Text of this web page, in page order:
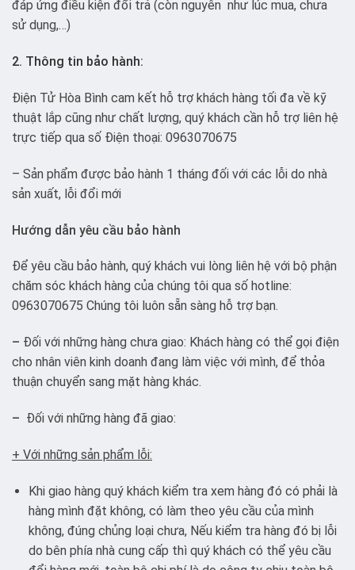
đáp ứng điều kiện đổi trả (còn nguyên như lúc mua, chưa
sử dụng,…)
2. Thông tin bảo hành:
Điện Tử Hòa Bình cam kết hỗ trợ khách hàng tối đa về kỹ
thuật lắp cũng như chất lượng, quý khách cần hỗ trợ liên hệ
trực tiếp qua số Điện thoại: 0963070675
– Sản phẩm được bảo hành 1 tháng đối với các lỗi do nhà
sản xuất, lỗi đổi mới
Hướng dẫn yêu cầu bảo hành
Để yêu cầu bảo hành, quý khách vui lòng liên hệ với bộ phận
chăm sóc khách hàng của chúng tôi qua số hotline:
0963070675 Chúng tôi luôn sẵn sàng hỗ trợ bạn.
– Đối với những hàng chưa giao: Khách hàng có thể gọi điện
cho nhân viên kinh doanh đang làm việc với mình, để thỏa
thuận chuyển sang mặt hàng khác.
– Đối với những hàng đã giao:
+ Với những sản phẩm lỗi:
Khi giao hàng quý khách kiểm tra xem hàng đó có phải là
hàng mình đặt không, có làm theo yêu cầu của mình
không, đúng chủng loại chưa, Nếu kiểm tra hàng đó bị lỗi
do bên phía nhà cung cấp thì quý khách có thể yêu cầu